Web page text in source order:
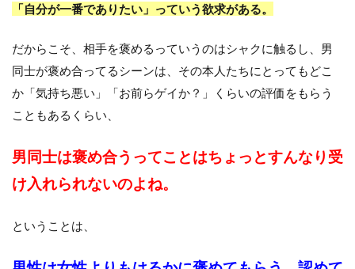
「自分が一番でありたい」っていう欲求がある。
だからこそ、相手を褒めるっていうのはシャクに触るし、男
同士が褒め合ってるシーンは、その本人たちにとってもどこ
か「気持ち悪い」「お前らゲイか？」くらいの評価をもらう
こともあるくらい、
男同士は褒め合うってことはちょっとすんなり受
け入れられないのよね。
ということは、